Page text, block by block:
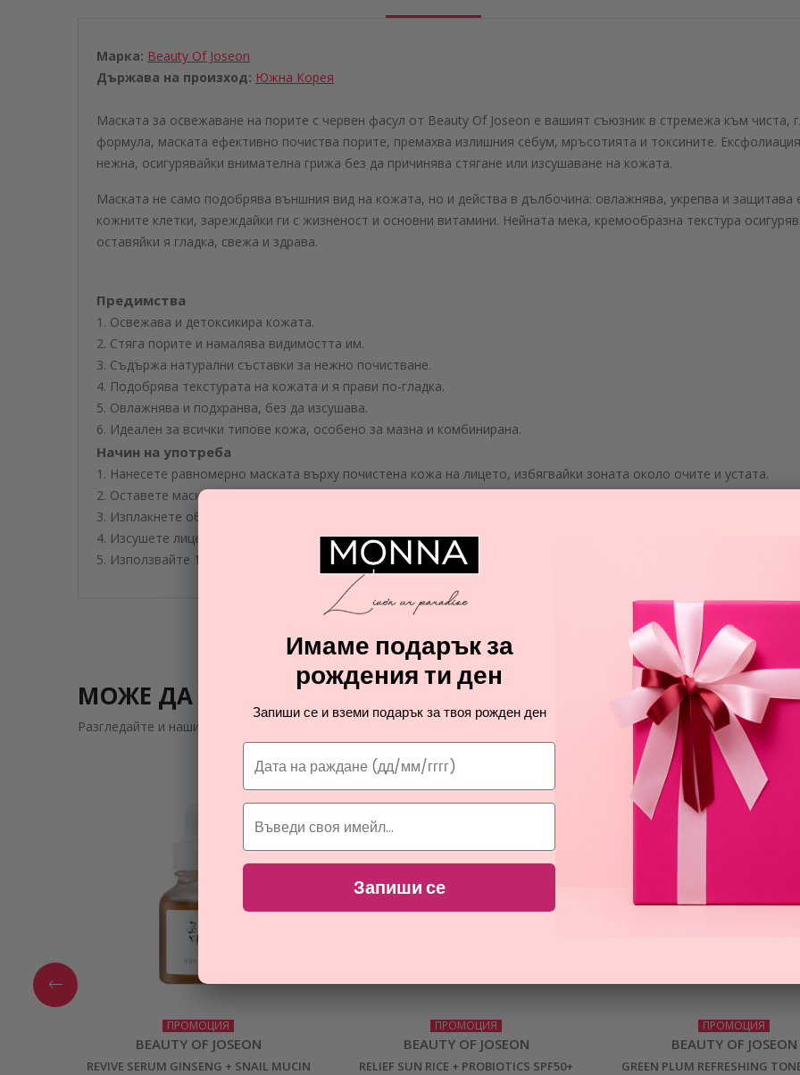
Марка: Beauty Of Joseon
Държава на произход: Южна Корея
Маската за освежаване на порите с червен фасул от Beauty Of Joseon е вашият съюзник в стремежа към чиста,
формула, маската ефективно почиства порите, премахва излишния себум, мръсотията и токсините.
нежна, осигурявайки внимателна грижа без да причинява стягане или изсушаване на кожата.
Маската не само подобрява външния вид на кожата, но и действа в дълбочина: овлажнява, укрепва и
кожните клетки, зареждайки ги с жизненост и основни витамини. Нейната мека, кремообразна текстура
оставяйки я гладка, свежа и здрава.
Предимства
1. Освежава и детоксикира кожата.
2. Стяга порите и намалява видимостта им.
3. Съдържа натурални съставки за нежно почистване.
4. Подобрява текстурата на кожата и я прави по-гладка.
5. Овлажнява и подхранва, без да изсушава.
6. Идеален за всички типове кожа, особено за мазна и комбинирана.
Начин на употреба
1. Нанесете равномерно маската върху почистена кожа на лицето, избягвайки зоната около очите и устата.
2. Оставете маската да действа за 10-15 минути, за да се абсорбират активните съставки.
3. Изплакнете обилно с топла вода, като нежно масажирате кожата, за да премахнете остатъците.
4. Изсушете лицето с мека кърпа и нанесете хидратиращ крем след процедурата.
5. Използвайте 1-2 пъти седмично за оптимални резултати.
МОЖЕ ДА ВИ ЗАИНТРИГУВА
Разгледайте и нашите подобни предложения
ПРОМОЦИЯ
BEAUTY OF JOSEON
REVIVE SERUM GINSENG + SNAIL MUCIN
ПРОМОЦИЯ
BEAUTY OF JOSEON
RELIEF SUN RICE + PROBIOTICS SPF50+
ПРОМОЦИЯ
BEAUTY OF JOSEON
GREEN PLUM REFRESHING
Имаме подарък за
рождения ти ден
Запиши се и вземи подарък за твоя рожден ден
Запиши се